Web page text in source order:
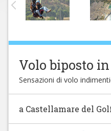
Volo biposto
Sensazioni di volo
a Castellamare del